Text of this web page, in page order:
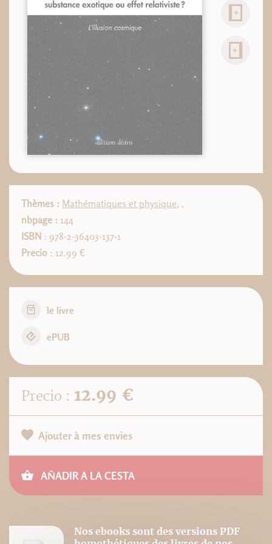
Thèmes : Mathématiques et physique, ,
nbpage : 144
ISBN : 978-2-36403-137-1
Precio : 12.99 €
le livre
ePUB
Precio : 12.99 €
Ajouter à mes envies
AÑADIR A LA CESTA
Nos ebooks sont des versions PDF